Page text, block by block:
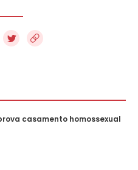
casamento homossexual